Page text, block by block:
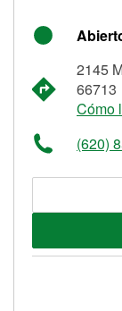
2145
66713
Cómo
(620)